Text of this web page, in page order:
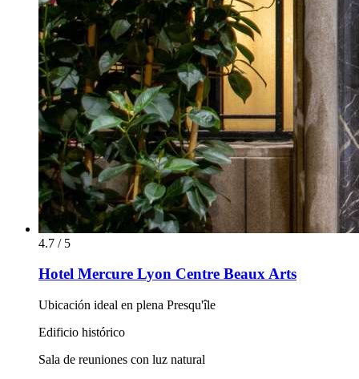
4.7 / 5
Hotel Mercure Lyon Centre Beaux Arts
Ubicación ideal en plena Presqu'île
Edificio histórico
Sala de reuniones con luz natural